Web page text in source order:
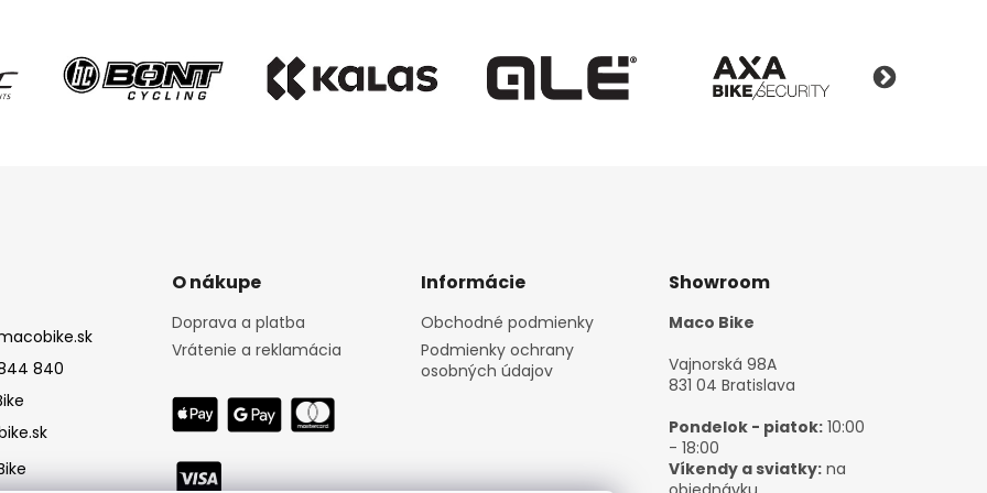
840
O nákupe
Doprava a platba
Vrátenie a reklamácia
Informácie
Obchodné podmienky
Podmienky ochrany
osobných údajov
Showroom
Maco Bike
Vajnorská 98A
831 04 Bratislava
Pondelok - piatok: 10:00
- 18:00
Víkendy a sviatky: na